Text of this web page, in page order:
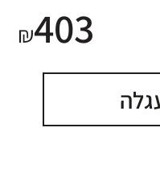
403
₪